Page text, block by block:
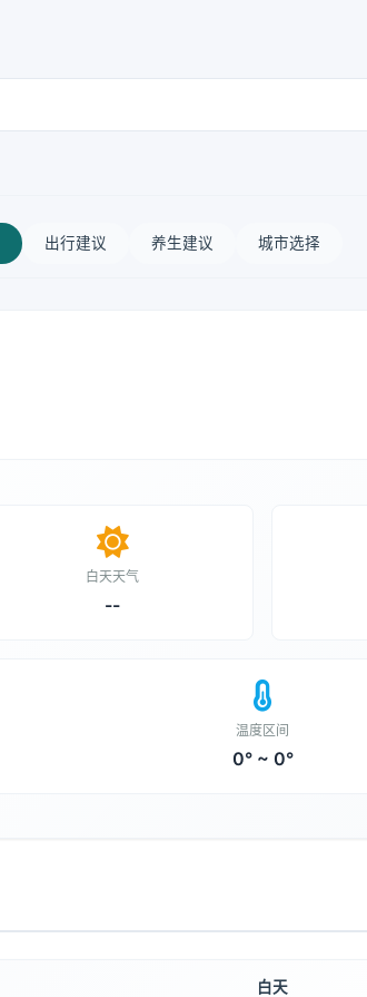
出行建议 养生建议 城市选择
白天天气
--
温度区间
0° ~ 0°
白天